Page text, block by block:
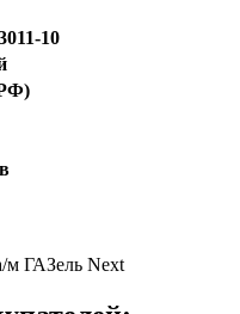
10
м ГАЗель Next